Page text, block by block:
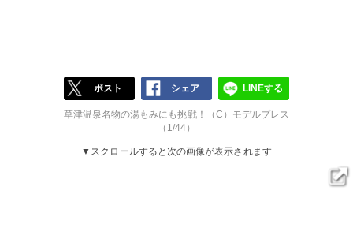
ポスト シェア LINEする
草津温泉名物の湯もみにも挑戦！（C）モデルプレス
（1/44）
▼スクロールすると次の画像が表示されます